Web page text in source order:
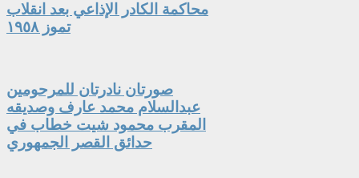
محاكمة الكادر الإذاعي بعد انقلاب
تموز ١٩٥٨
صورتان نادرتان للمرحومين
عبدالسلام محمد عارف وصديقه
المقرب محمود شيت خطاب في
حدائق القصر الجمهوري